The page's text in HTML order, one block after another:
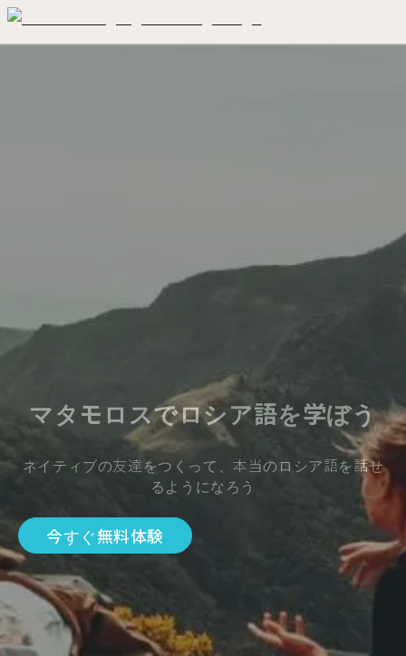
マタモロスでロシア語を学ぼう
ネイティブの友達をつくって、本当のロシア語を話せ
るようになろう
今すぐ無料体験